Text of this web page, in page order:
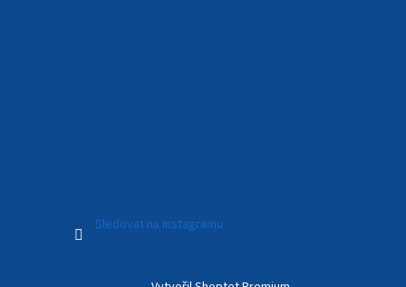
Sledovat na Instagramu